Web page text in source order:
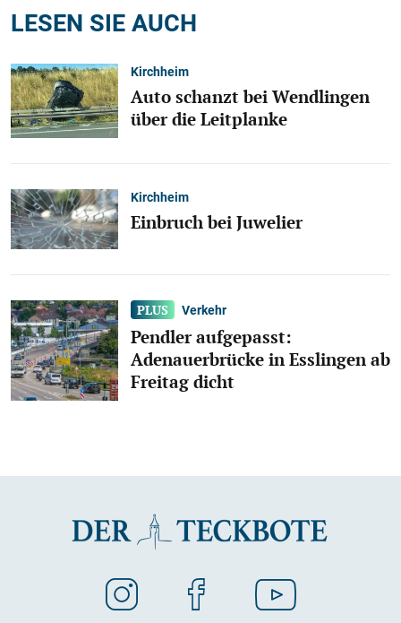
LESEN SIE AUCH
Kirchheim
Auto schanzt bei Wendlingen
über die Leitplanke
Kirchheim
Einbruch bei Juwelier
Verkehr
Pendler aufgepasst:
Adenauerbrücke in Esslingen ab
Freitag dicht